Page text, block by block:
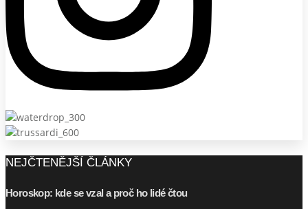
NEJČTENĚJŠÍ ČLÁNKY
Horoskop: kde se vzal a proč ho lidé čtou